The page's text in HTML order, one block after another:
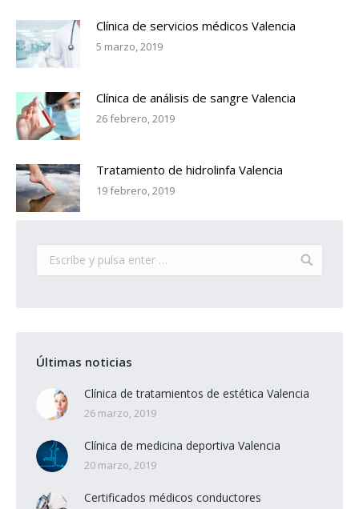
Clínica de servicios médicos Valencia
5 marzo, 2019
Clínica de análisis de sangre Valencia
26 febrero, 2019
Tratamiento de hidrolinfa Valencia
19 febrero, 2019
Últimas noticias
Clínica de tratamientos de estética Valencia
26 marzo, 2019
Clínica de medicina deportiva Valencia
20 marzo, 2019
Certificados médicos conductores